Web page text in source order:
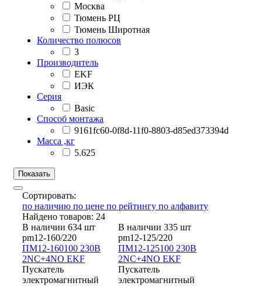
Москва
Тюмень РЦ
Тюмень Широтная
Количество полюсов
3
Производитель
EKF
ИЭК
Серия
Basic
Способ монтажа
9161fc60-0f8d-11f0-8803-d85ed373394d
Масса ,кг
5.625
Сортировать:
по наличию по цене по рейтингу по алфавиту
Найдено товаров: 24
В наличии 634 шт
pm12-160/220
ПМ12-160100 230В
2NC+4NO EKF
Пускатель
электромагнитный
В наличии 335 шт
pm12-125/220
ПМ12-125100 230В
2NC+4NO EKF
Пускатель
электромагнитный